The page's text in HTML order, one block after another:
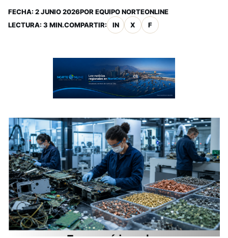
FECHA: 2 JUNIO 2026POR EQUIPO NORTEONLINE
LECTURA: 3 MIN.COMPARTIR: IN X F